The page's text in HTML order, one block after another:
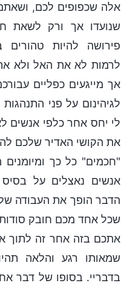
אלה שכפופים לכם,
שנועדו אך ורק לשאת
פירושה להיות טהורים
לרמות לא את האל ולא
אך מייגעים כפליים
לגיהינום על פני
לי יחס אחר כלפי אנשים
את הקושי האדיר שלכם
"חכמים" כל כך
אנשים נאצלים על
הדבר הופך את העבודה
שכל אחד מכם חובק סודות
אתכם בזה אחר זה לתוך
שמאותו רגע והלאה
בדבריי. בסופו של דבר